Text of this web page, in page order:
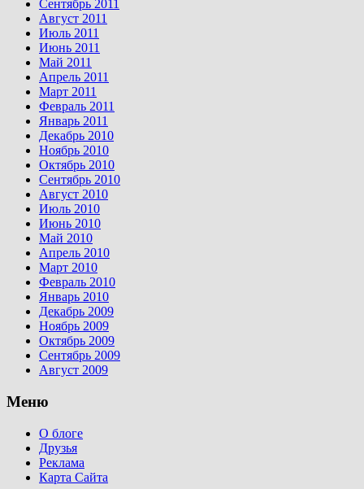
Сентябрь 2011
Август 2011
Июль 2011
Июнь 2011
Май 2011
Апрель 2011
Март 2011
Февраль 2011
Январь 2011
Декабрь 2010
Ноябрь 2010
Октябрь 2010
Сентябрь 2010
Август 2010
Июль 2010
Июнь 2010
Май 2010
Апрель 2010
Март 2010
Февраль 2010
Январь 2010
Декабрь 2009
Ноябрь 2009
Октябрь 2009
Сентябрь 2009
Август 2009
Меню
О блоге
Друзья
Реклама
Карта Сайта